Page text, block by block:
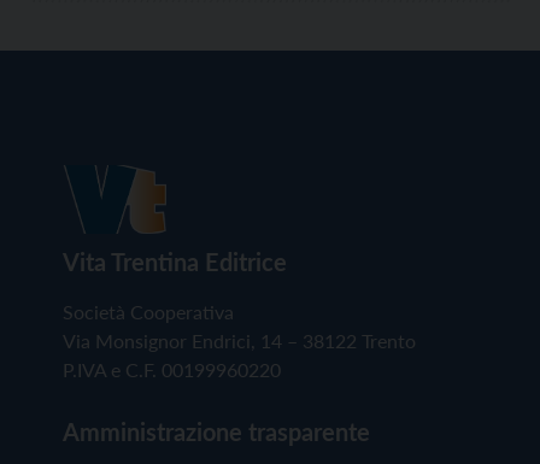
Vita Trentina Editrice
Società Cooperativa
Via Monsignor Endrici, 14 – 38122 Trento
P.IVA e C.F. 00199960220
Amministrazione trasparente